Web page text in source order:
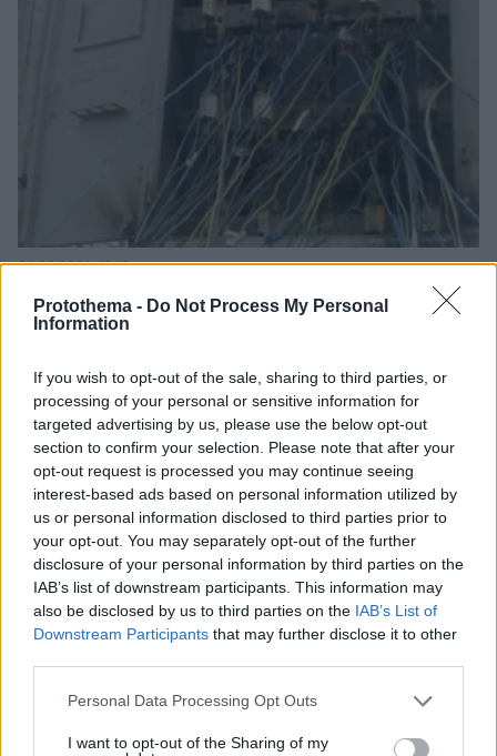
Protothema - Do Not Process My Personal
Information
If you wish to opt-out of the sale, sharing to third parties, or
processing of your personal or sensitive information for
targeted advertising by us, please use the below opt-out
section to confirm your selection. Please note that after your
opt-out request is processed you may continue seeing
interest-based ads based on personal information utilized by
us or personal information disclosed to third parties prior to
your opt-out. You may separately opt-out of the further
disclosure of your personal information by third parties on the
IAB’s list of downstream participants. This information may
also be disclosed by us to third parties on the IAB’s List of
Downstream Participants that may further disclose it to other
Please note that this website/app uses one or more Google
not limited to your visit or usage behaviour. You may click to
Personal Data Processing Opt Outs
I want to opt-out of the Sharing of my
Πήγαν να κλέψουν καλώδια στον Άγιο Στέφανο, ο
ένας έπαθε ηλεκτροπληξία και έπεσε από ύψος, οι
06.08.2026, 12:10